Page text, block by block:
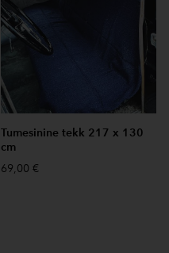
Tumesinine tekk 217 x 130
cm
69,00 €